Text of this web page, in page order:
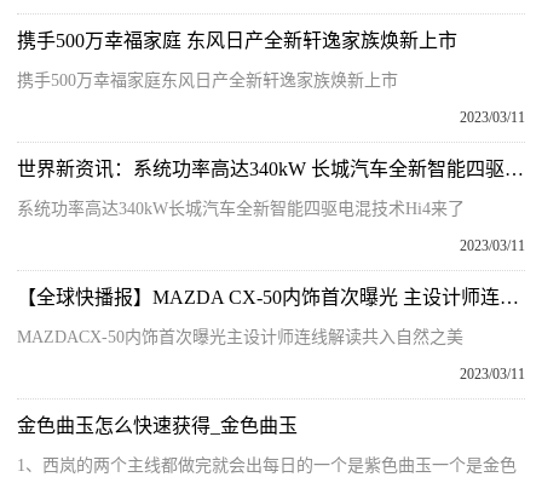
携手500万幸福家庭 东风日产全新轩逸家族焕新上市
携手500万幸福家庭东风日产全新轩逸家族焕新上市
2023/03/11
世界新资讯：系统功率高达340kW 长城汽车全新智能四驱电混技术Hi4来了
系统功率高达340kW长城汽车全新智能四驱电混技术Hi4来了
2023/03/11
【全球快播报】MAZDA CX-50内饰首次曝光 主设计师连线解读共入自然之美
MAZDACX-50内饰首次曝光主设计师连线解读共入自然之美
2023/03/11
金色曲玉怎么快速获得_金色曲玉
1、西岚的两个主线都做完就会出每日的一个是紫色曲玉一个是金色